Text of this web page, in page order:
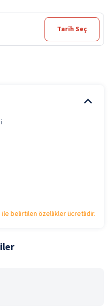
Tarih Seç
ile belirtilen özellikler ücretlidir.